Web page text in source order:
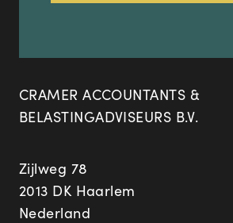
CRAMER ACCOUNTANTS &
BELASTINGADVISEURS B.V.
Zijlweg 78
2013 DK Haarlem
Nederland